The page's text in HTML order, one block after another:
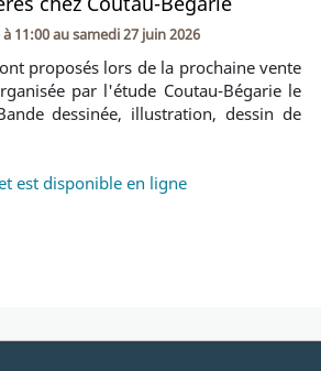
11:00ausamedi 27 juin 2026
proposés lors de la prochaine vente
par l'étude Coutau-Bégarie le
dessinée, illustration, dessin de
est disponible en ligne